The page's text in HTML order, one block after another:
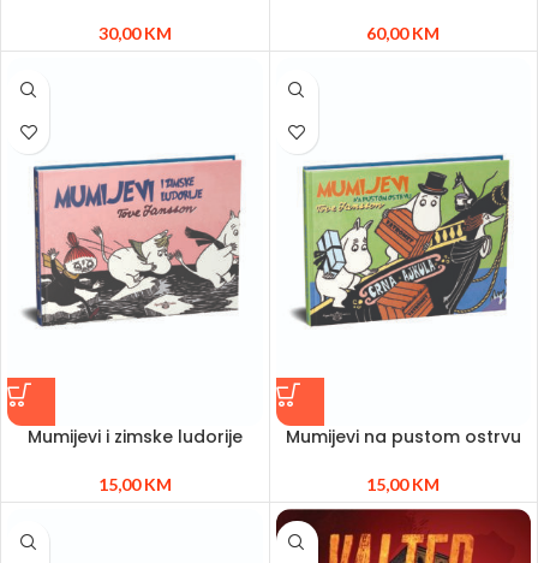
30,00KM 60,00KM
Mumijevi i zimske ludorije
15,00KM
Mumijevi na pustom ostrvu
15,00KM